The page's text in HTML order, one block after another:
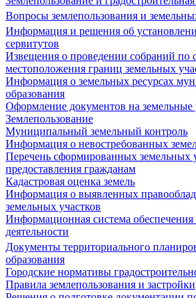
Вопросы землепользования и
Информация и решения об
сервитутов
Извещения о проведении собраний по
местоположения границ земельных
Информация о земельных ресурсах
образования
Оформление документов на земельные
Землепользование
Муниципальный земельный контроль
Информация о невостребованных
Перечень сформированных земельных
предоставления гражданам
Кадастровая оценка земель
Информация о выявленных
земельных участков
Информационная система обеспечения
деятельности
Документы территориального
образования
Городские нормативы
Правила землепользования и застройки